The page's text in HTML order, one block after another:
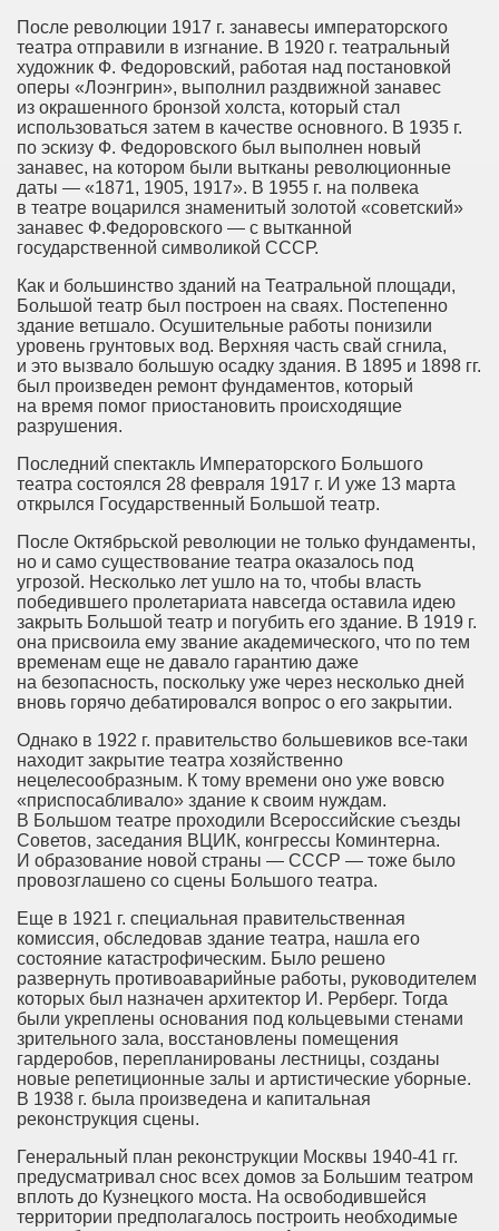
После революции 1917 г. занавесы императорского
театра отправили в изгнание. В 1920 г. театральный
художник Ф. Федоровский, работая над постановкой
оперы «Лоэнгрин», выполнил раздвижной занавес
из окрашенного бронзой холста, который стал
использоваться затем в качестве основного. В 1935 г.
по эскизу Ф. Федоровского был выполнен новый
занавес, на котором были вытканы революционные
даты — «1871, 1905, 1917». В 1955 г. на полвека
в театре воцарился знаменитый золотой «советский»
занавес Ф.Федоровского — с вытканной
государственной символикой СССР.
Как и большинство зданий на Театральной площади,
Большой театр был построен на сваях. Постепенно
здание ветшало. Осушительные работы понизили
уровень грунтовых вод. Верхняя часть свай сгнила,
и это вызвало большую осадку здания. В 1895 и 1898 гг.
был произведен ремонт фундаментов, который
на время помог приостановить происходящие
разрушения.
Последний спектакль Императорского Большого
театра состоялся 28 февраля 1917 г. И уже 13 марта
открылся Государственный Большой театр.
После Октябрьской революции не только фундаменты,
но и само существование театра оказалось под
угрозой. Несколько лет ушло на то, чтобы власть
победившего пролетариата навсегда оставила идею
закрыть Большой театр и погубить его здание. В 1919 г.
она присвоила ему звание академического, что по тем
временам еще не давало гарантию даже
на безопасность, поскольку уже через несколько дней
вновь горячо дебатировался вопрос о его закрытии.
Однако в 1922 г. правительство большевиков все-таки
находит закрытие театра хозяйственно
нецелесообразным. К тому времени оно уже вовсю
«приспосабливало» здание к своим нуждам.
В Большом театре проходили Всероссийские съезды
Советов, заседания ВЦИК, конгрессы Коминтерна.
И образование новой страны — СССР — тоже было
провозглашено со сцены Большого театра.
Еще в 1921 г. специальная правительственная
комиссия, обследовав здание театра, нашла его
состояние катастрофическим. Было решено
развернуть противоаварийные работы, руководителем
которых был назначен архитектор И. Рерберг. Тогда
были укреплены основания под кольцевыми стенами
зрительного зала, восстановлены помещения
гардеробов, перепланированы лестницы, созданы
новые репетиционные залы и артистические уборные.
В 1938 г. была произведена и капитальная
реконструкция сцены.
Генеральный план реконструкции Москвы 1940-41 гг.
предусматривал снос всех домов за Большим театром
вплоть до Кузнецкого моста. На освободившейся
территории предполагалось построить необходимые